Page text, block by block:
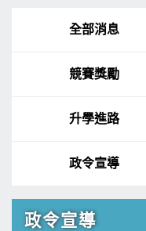
全部消息
競賽獎勵
升學進路
政令宣導
政令宣導